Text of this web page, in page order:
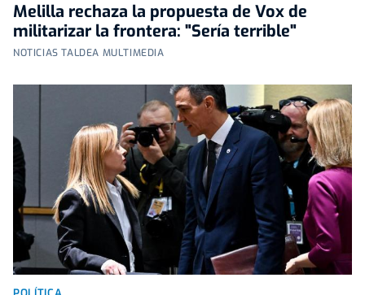
Melilla rechaza la propuesta de Vox de
militarizar la frontera: "Sería terrible"
NOTICIAS TALDEA MULTIMEDIA